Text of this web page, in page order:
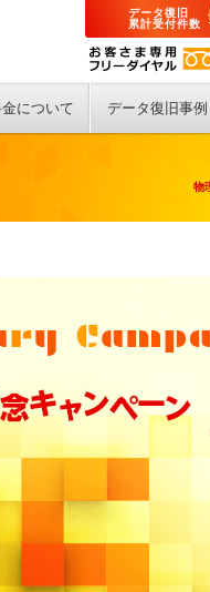
データ復旧
累計受付件数
について データ復旧事例
物